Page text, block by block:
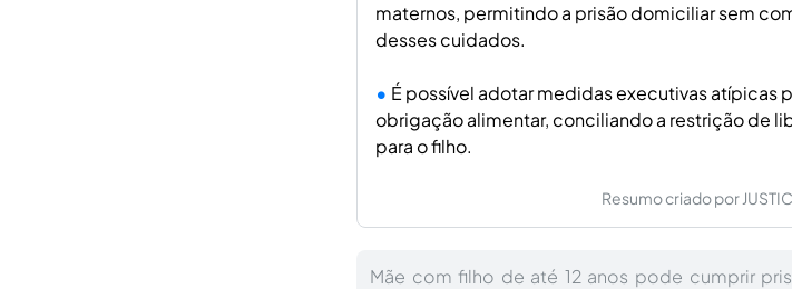
maternos, permitindo a prisão domiciliar sem
desses cuidados.
É possível adotar medidas executivas atípicas
obrigação alimentar, conciliando a restrição de
para o filho.
Resumo criado por
Mãe com filho de até 12 anos pode cumprir